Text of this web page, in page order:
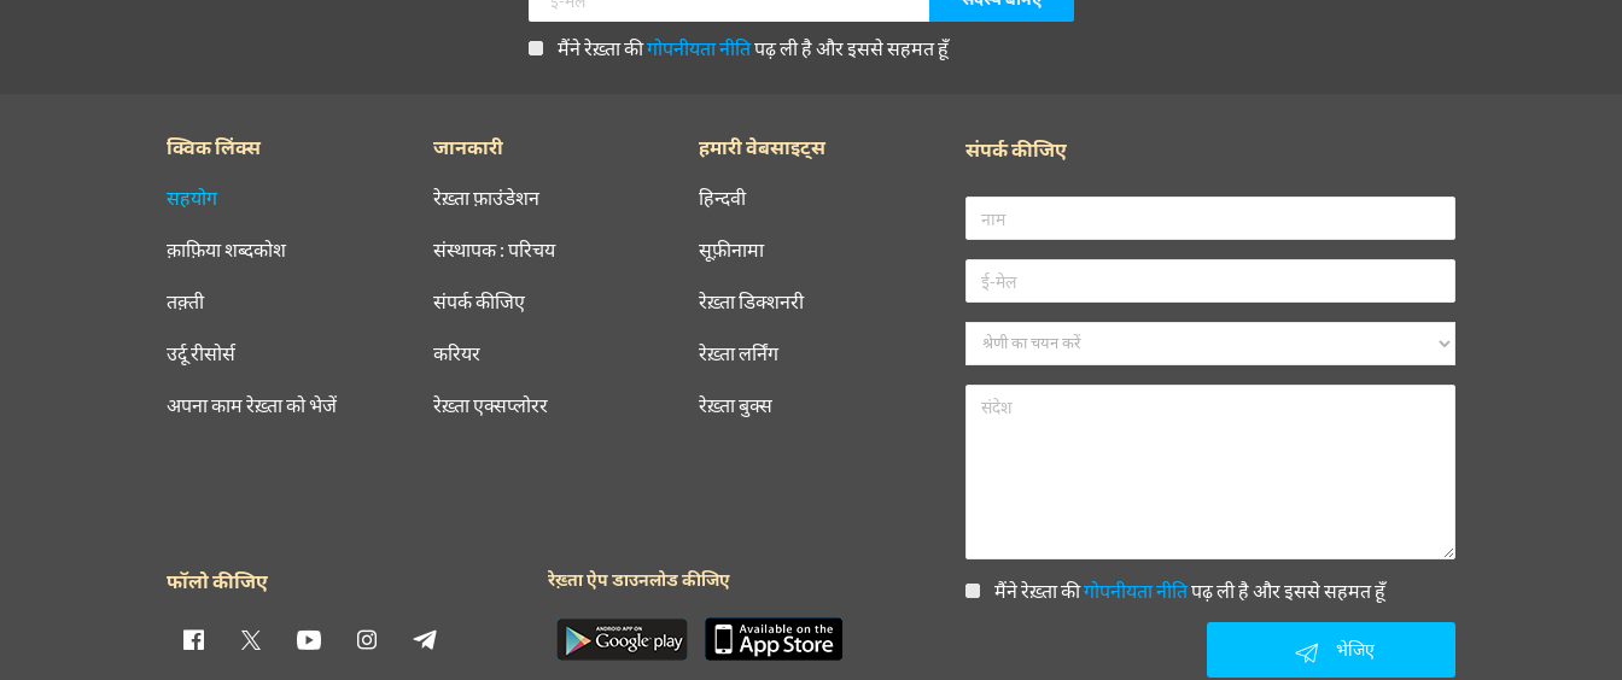
मैंने रेख़्ता कीगोपनीयता नीतिपढ़ ली है और इससे सहमत हूँ
क्विक लिंक्स
सहयोग
क़ाफ़िया शब्दकोश
तक़्ती
उर्दू रीसोर्स
अपना काम रेख़्ता को भेजें
जानकारी
रेख़्ता फ़ाउंडेशन
संस्थापक : परिचय
संपर्क कीजिए
करियर
रेख़्ता एक्सप्लोरर
हमारी वेबसाइट्स
हिन्दवी
सूफ़ीनामा
रेख़्ता डिक्शनरी
रेख़्ता लर्निंग
रेख़्ता बुक्स
संपर्क कीजिए
मैंने रेख़्ता कीगोपनीयता नीतिपढ़ ली है और इससे सहमत हूँ
भेजिए
फॉलो कीजिए रेख़्ता ऐप डाउनलोड कीजिए